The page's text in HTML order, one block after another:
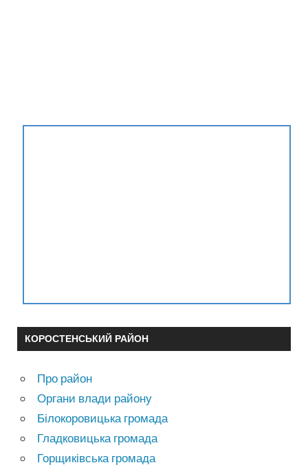
КОРОСТЕНСЬКИЙ РАЙОН
Про район
Органи влади району
Білокоровицька громада
Гладковицька громада
Горщиківська громада